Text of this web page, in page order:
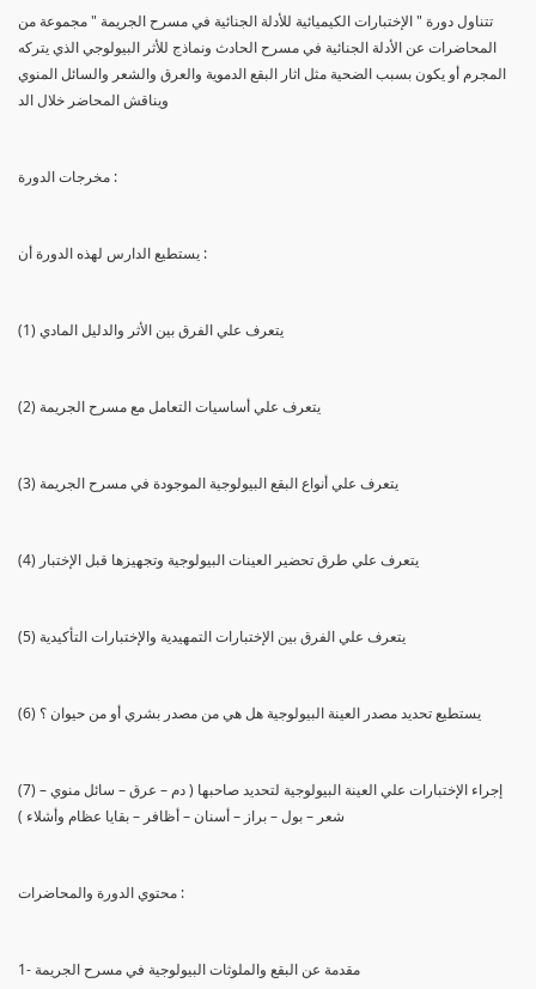
تتناول دورة " الإختبارات الكيميائية للأدلة الجنائية في مسرح الجريمة " مجموعة من
المحاضرات عن الأدلة الجنائية في مسرح الحادث ونماذج للأثر البيولوجي الذي يتركه
المجرم أو يكون بسبب الضحية مثل اثار البقع الدموية والعرق والشعر والسائل المنوي
ويناقش المحاضر خلال الد
مخرجات الدورة :
يستطيع الدارس لهذه الدورة أن :
(1) يتعرف علي الفرق بين الأثر والدليل المادي
(2) يتعرف علي أساسيات التعامل مع مسرح الجريمة
(3) يتعرف علي أنواع البقع البيولوجية الموجودة في مسرح الجريمة
(4) يتعرف علي طرق تحضير العينات البيولوجية وتجهيزها قبل الإختبار
(5) يتعرف علي الفرق بين الإختبارات التمهيدية والإختبارات التأكيدية
(6) يستطيع تحديد مصدر العينة البيولوجية هل هي من مصدر بشري أو من حيوان ؟
(7) إجراء الإختبارات علي العينة البيولوجية لتحديد صاحبها ( دم – عرق – سائل منوي –
شعر – بول – براز – أسنان – أظافر – بقايا عظام وأشلاء )
محتوي الدورة والمحاضرات :
1- مقدمة عن البقع والملوثات البيولوجية في مسرح الجريمة